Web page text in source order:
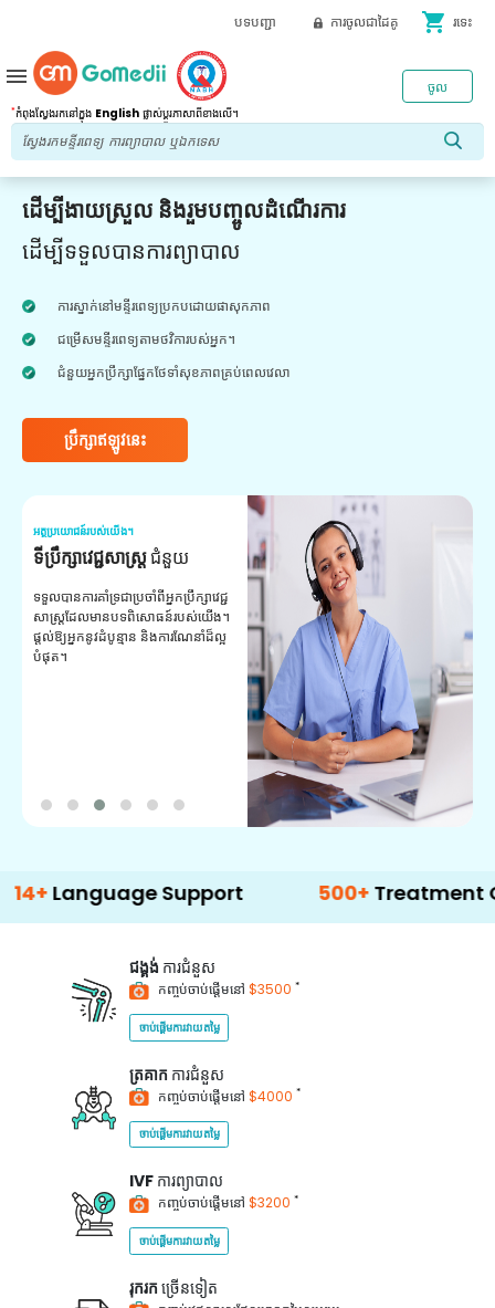
បទបញ្ជា ការចូលជាដៃគូ shopping_cart រទេះ
*កំពុងស្វែងរកនៅក្នុង English ផ្លាស់ប្តូរភាសាពីខាងលើ។
ចូល
menu
ដើម្បីងាយស្រួល និងរួមបញ្ចូលដំណើរការ
ដើម្បីទទួលបានការព្យាបាល
ការស្នាក់នៅមន្ទីរពេទ្យប្រកបដោយផាសុកភាព
ជម្រើសមន្ទីរពេទ្យតាមថវិការបស់អ្នក។
ជំនួយអ្នកប្រឹក្សាផ្នែកថែទាំសុខភាពគ្រប់ពេលវេលា
ប្រឹក្សាឥឡូវនេះ
អត្ថប្រយោជន៍របស់យើង។
ទីប្រឹក្សាវេជ្ជសាស្ត្រជំនួយ
ទទួលបានការគាំទ្រជាប្រចាំពីអ្នកប្រឹក្សាវេជ្ជ
សាស្ត្រដែលមានបទពិសោធន៍របស់យើង។
ផ្តល់ឱ្យអ្នកនូវដំបូន្មាន និងការណែនាំដ៏ល្អ
បំផុត។
Support 500+ Treatment Options
ជង្គង់ ការជំនួស
កញ្ចប់ចាប់ផ្តើមនៅ $3500 *
ចាប់ផ្តើមការវាយតម្លៃ
ត្រគាក ការជំនួស
កញ្ចប់ចាប់ផ្តើមនៅ $4000 *
ចាប់ផ្តើមការវាយតម្លៃ
IVF ការព្យាបាល
កញ្ចប់ចាប់ផ្តើមនៅ $3200 *
ចាប់ផ្តើមការវាយតម្លៃ
រុករក ច្រើនទៀត